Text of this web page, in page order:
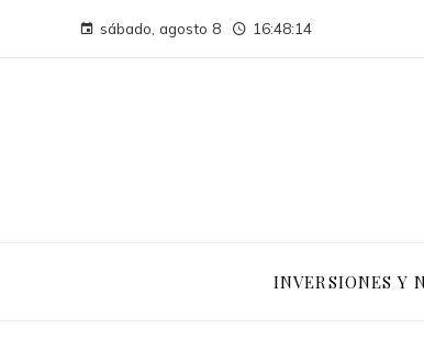
sábado, agosto 8 16:48:15
INVERSIONES Y